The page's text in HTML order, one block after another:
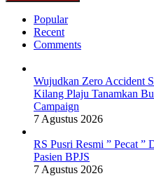
Popular
Recent
Comments
Wujudkan Zero Accident
Kilang Plaju Tanamkan
Campaign
7 Agustus 2026
RS Pusri Resmi ” Pecat ”
Pasien BPJS
7 Agustus 2026